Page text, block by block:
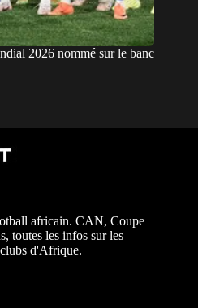
2026 nommé sur le banc
africain. CAN, Coupe
toutes les infos sur les
d'Afrique.